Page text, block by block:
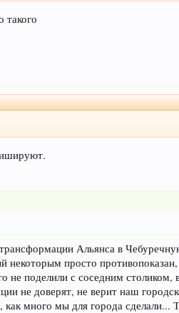
такого
Альянса в
некоторым просто
поделили с соседним столиком,
не доверят, не верит наш
как много мы для города сделали...